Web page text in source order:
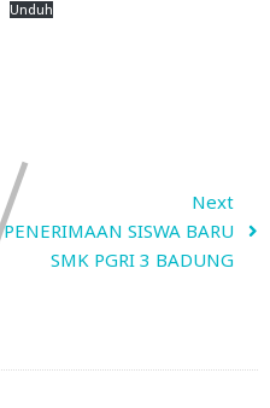
Unduh
Next
PENERIMAAN SISWA BARU
SMK PGRI 3 BADUNG